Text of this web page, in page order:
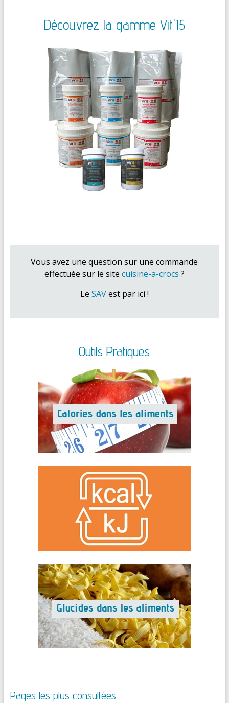
Découvrez la gamme Vit'I5
Vous avez une question sur une commande
effectuée sur le site cuisine-a-crocs ?
Le SAVest par ici !
Outils Pratiques
Pages les plus consultées